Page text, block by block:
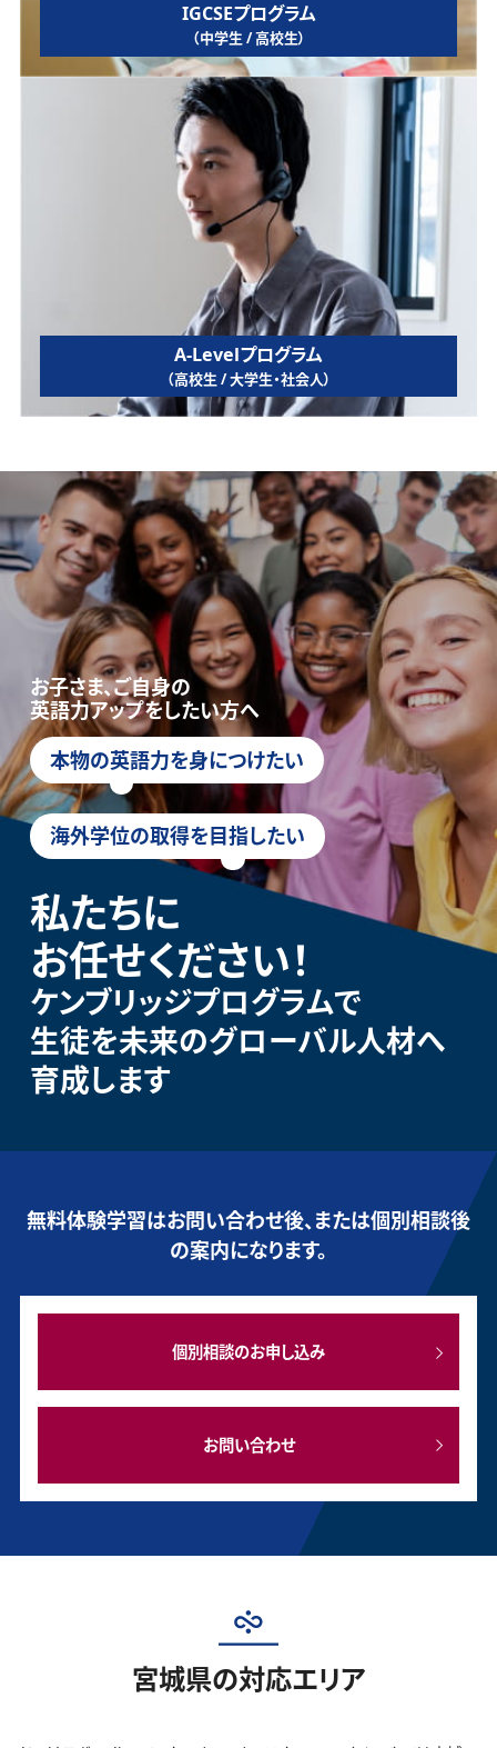
IGCSEプログラム
（中学生 / 高校生）
A-Levelプログラム
（高校生 / 大学生・社会人）
お子さま、ご自身の
英語力アップをしたい方へ
本物の英語力を身につけたい
海外学位の取得を目指したい
私たちに
お任せください！
ケンブリッジプログラムで
生徒を未来のグローバル人材へ
育成します
無料体験学習はお問い合わせ後、または個別相談後
の案内になります。
個別相談のお申し込み
お問い合わせ
宮城県の対応エリア